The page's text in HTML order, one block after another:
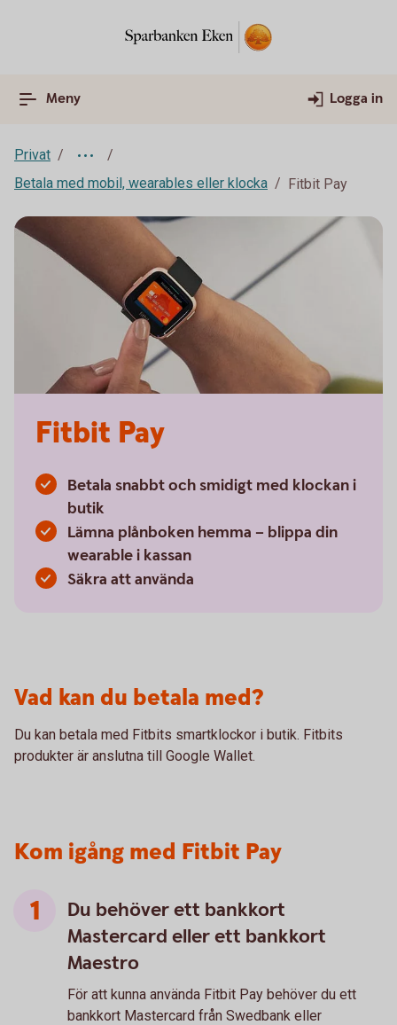
Meny Logga in
Privat
Betala med mobil, wearables eller klocka
Fitbit Pay
Fitbit Pay
Betala snabbt och smidigt med klockan i
butik
Lämna plånboken hemma – blippa din
wearable i kassan
Säkra att använda
Vad kan du betala med?
Du kan betala med Fitbits smartklockor i butik. Fitbits
produkter är anslutna till Google Wallet.
Kom igång med Fitbit Pay
Du behöver ett bankkort
Mastercard eller ett bankkort
Maestro
För att kunna använda Fitbit Pay behöver du ett
bankkort Mastercard från Swedbank eller